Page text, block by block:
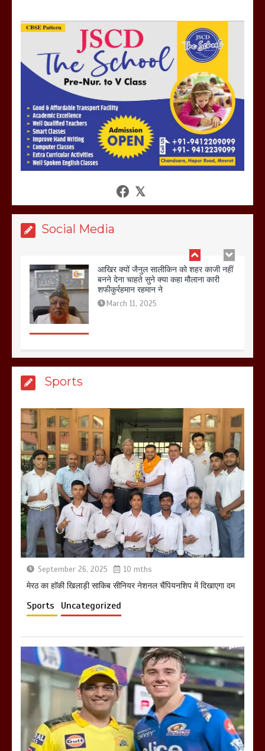
Social Media
होलिका रखने पर लात मार कर होलिका को किया
तहस नहस,मोहल्ले वालों के साथ की गई गाली
गलोच ,कहा अगर रखी गई होली तो होगा खून
March 11, 2025
आखिर क्यों जैनुल सालीकिन को शहर काजी नहीं
शफीकुर्रहमान रहमान ने
बिजली विभाग से परेशान होकर बागपत में एक संत
ने सरकार को दी आमरण अनशन की चेतावनी
March 8, 2025
March 6, 2025
होलिका रखने पर लात मार कर होलिका को किया
तहस नहस,मोहल्ले वालों के साथ की गई गाली
गलोच ,कहा अगर रखी गई होली तो होगा खून
खराबा,
March 11, 2025
Sports
September 26, 2025 10 mths
मेरठ का हाॅकी खिलाड़ी साकिब सीनियर नेशनल चैंपियनशिप में दिखाएगा दम
Sports Uncategorized